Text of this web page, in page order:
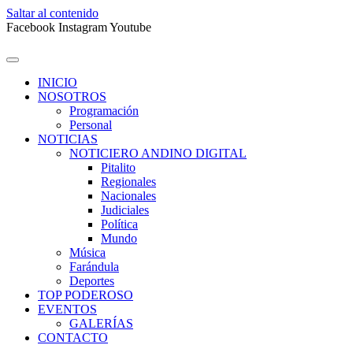
Saltar al contenido
Facebook InstagramYoutube
INICIO
NOSOTROS
Programación
Personal
NOTICIAS
NOTICIERO ANDINO DIGITAL
Pitalito
Regionales
Nacionales
Judiciales
Política
Mundo
Música
Farándula
Deportes
TOP PODEROSO
EVENTOS
GALERÍAS
CONTACTO